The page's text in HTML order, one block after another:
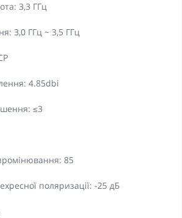
3,3 ГГц
3,0 ГГц ~ 3,5 ГГц
4.85dbi
≤3
85
поляризації: -25 дБ